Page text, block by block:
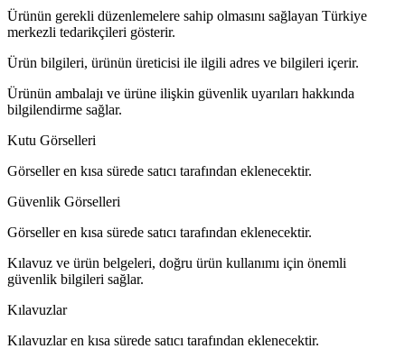
Ürünün gerekli düzenlemelere sahip olmasını sağlayan Türkiye
merkezli tedarikçileri gösterir.
Ürün bilgileri, ürünün üreticisi ile ilgili adres ve bilgileri içerir.
Ürünün ambalajı ve ürüne ilişkin güvenlik uyarıları hakkında
bilgilendirme sağlar.
Kutu Görselleri
Görseller en kısa sürede satıcı tarafından eklenecektir.
Güvenlik Görselleri
Görseller en kısa sürede satıcı tarafından eklenecektir.
Kılavuz ve ürün belgeleri, doğru ürün kullanımı için önemli
güvenlik bilgileri sağlar.
Kılavuzlar
Kılavuzlar en kısa sürede satıcı tarafından eklenecektir.